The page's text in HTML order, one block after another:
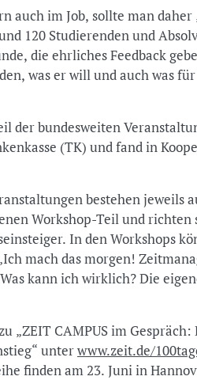
auch im Job, sollte man
120 Studierenden und
die ehrliches Feedback
was er will und auch was
der bundesweiten
(TK) und fand in
bestehen jeweils
Workshop-Teil und richten
In den Workshops
mach das morgen!
kann ich wirklich? Die
„ZEIT CAMPUS im Gespräch:
unterwww.zeit.de/
finden am 23. Juni in